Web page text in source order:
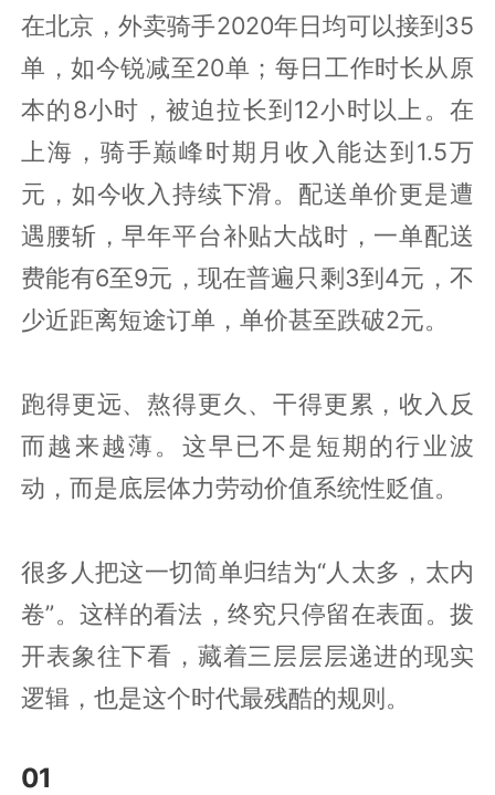
在北京，外卖骑手2020年日均可以接到35
单，如今锐减至20单；每日工作时长从原
本的8小时，被迫拉长到12小时以上。在
上海，骑手巅峰时期月收入能达到1.5万
元，如今收入持续下滑。配送单价更是遭
遇腰斩，早年平台补贴大战时，一单配送
费能有6至9元，现在普遍只剩3到4元，不
少近距离短途订单，单价甚至跌破2元。
跑得更远、熬得更久、干得更累，收入反
而越来越薄。这早已不是短期的行业波
动，而是底层体力劳动价值系统性贬值。
很多人把这一切简单归结为“人太多，太内
卷”。这样的看法，终究只停留在表面。拨
开表象往下看，藏着三层层层递进的现实
逻辑，也是这个时代最残酷的规则。
01